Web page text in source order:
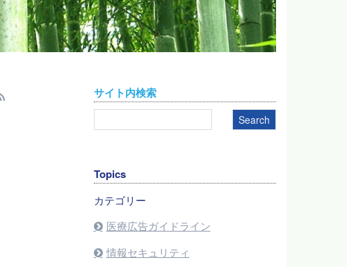
サイト内検索
Topics
カテゴリー
医療広告ガイドライン
情報セキュリティ